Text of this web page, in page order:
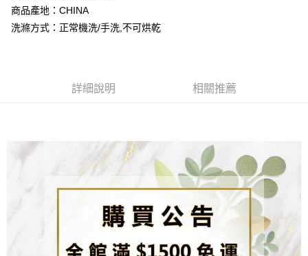
權轉讓予恩沛科技股份有限公司。
https://aftee.tw/terms/#terms3
４．使用「AFTEE先享後付」時，將依據個別帳號之用戶狀況，依本公司即
時審查核予不同之上限額度；若仍有額度不足之情形，本公司將視審查結果
商品產地：CHINA
洗滌方式：正常機洗/手洗,不可烘乾
詳細說明 相關推薦